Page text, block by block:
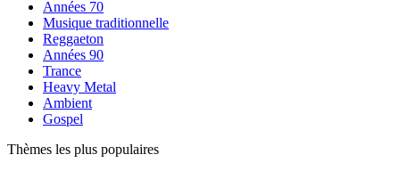
Années 70
Musique traditionnelle
Reggaeton
Années 90
Trance
Heavy Metal
Ambient
Gospel
Thèmes les plus populaires